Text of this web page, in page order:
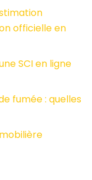
officielle en
SCI en ligne
fumée : quelles